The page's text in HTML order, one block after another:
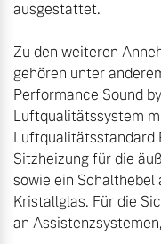
Zu den weiteren
gehören unter
Performance Sound
Luftqualitätssystem
Luftqualitätsstandard
Sitzheizung für die
sowie ein
Kristallglas. Für die